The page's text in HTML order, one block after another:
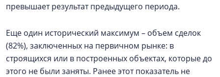
превышает результат предыдущего периода.
Еще один исторический максимум – объем сделок
(82%), заключенных на первичном рынке: в
строящихся или в построенных объектах, которые до
этого не были заняты. Ранее этот показатель не